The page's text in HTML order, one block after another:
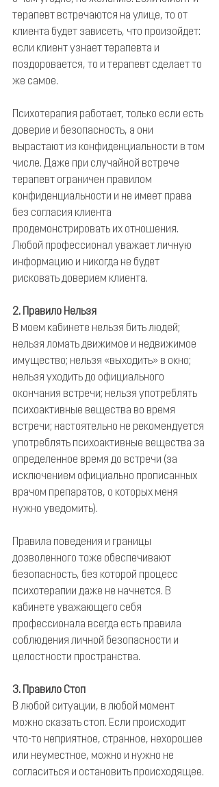
терапевт встречаются на улице, то от
клиента будет зависеть, что произойдет:
если клиент узнает терапевта и
поздоровается, то и терапевт сделает то
же самое.
Психотерапия работает, только если есть
доверие и безопасность, а они
вырастают из конфиденциальности в том
числе. Даже при случайной встрече
терапевт ограничен правилом
конфиденциальности и не имеет права
без согласия клиента
продемонстрировать их отношения.
Любой профессионал уважает личную
информацию и никогда не будет
рисковать доверием клиента.
2. Правило Нельзя
В моем кабинете нельзя бить людей;
нельзя ломать движимое и недвижимое
имущество; нельзя «выходить» в окно;
нельзя уходить до официального
окончания встречи; нельзя употреблять
психоактивные вещества во время
встречи; настоятельно не рекомендуется
употреблять психоактивные вещества за
определенное время до встречи (за
исключением официально прописанных
врачом препаратов, о которых меня
нужно уведомить).
Правила поведения и границы
дозволенного тоже обеспечивают
безопасность, без которой процесс
психотерапии даже не начнется. В
кабинете уважающего себя
профессионала всегда есть правила
соблюдения личной безопасности и
целостности пространства.
3. Правило Стоп
В любой ситуации, в любой момент
можно сказать стоп. Если происходит
что-то неприятное, странное, нехорошее
или неуместное, можно и нужно не
согласиться и остановить происходящее.